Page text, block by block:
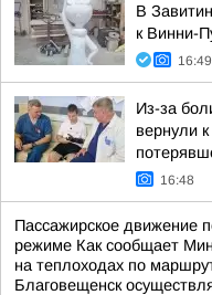
В
к Винни-
16:49
Из-за
вернули
16:48
Пассажирское движение
режиме Как сообщает
на теплоходах по
Благовещенск